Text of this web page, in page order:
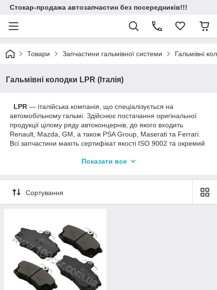
Стокар-продажа автозапчастин без посередників!!!
Товари Запчастини гальмівної системи Гальмівні
Гальмівні колодки LPR (Італія)
LPR — італійська компанія, що спеціалізується на
автомобільному гальмі. Здійснює постачання оригінальної
продукції цілому ряду автоконцернів, до якого входить
Renault, Mazda, GM, а також PSA Group, Maserati та Ferrari.
Всі запчастини мають сертифікат якості ISO 9002 та окремий
У товарному ряду LPR можна знайти всі деталі гальма, а
виробляються всього на 4 заводах, вирізняються дуже
високою якістю виготовлення. Часто їх порівнюють із
гальма LPR, оскільки вони мають стабільний гальмівний
момент, низьку шумність і невисоку швидкість зношування.
Показати все
Сортування